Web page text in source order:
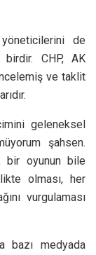
de
birdir. CHP, AK
incelemiş ve taklit
geleneksel
şahsen.
bir oyunun bile
olması, her
vurgulaması
bazı medyada